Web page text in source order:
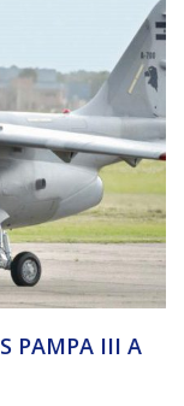
PAMPA III A